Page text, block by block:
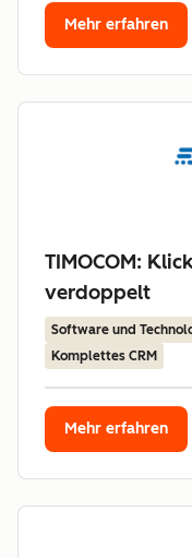
Mehr erfahren
TIMOCOM:
verdoppelt
Software und
Komplettes CRM
Mehr erfahren